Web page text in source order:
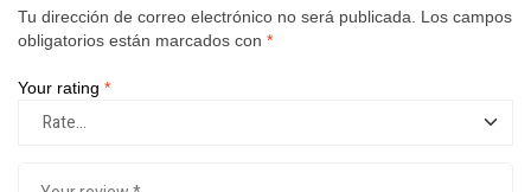
Tu dirección de correo electrónico no será publicada.
Los campos
obligatorios están marcados con *
Your rating *